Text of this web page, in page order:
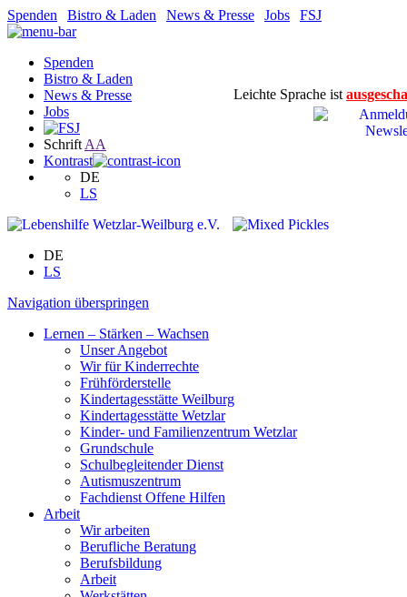
Spenden Bistro & Laden News & Presse Jobs FSJ
Spenden
Bistro & Laden
News & Presse
Jobs
Schrift AA
Kontrast
DE
LS
Leichte Sprache ist
DE
LS
Navigation überspringen
Lernen – Stärken – Wachsen
Unser Angebot
Wir für Kinderrechte
Frühförderstelle
Kindertagesstätte Weilburg
Kindertagesstätte Wetzlar
Kinder- und Familienzentrum Wetzlar
Grundschule
Schulbegleitender Dienst
Autismuszentrum
Fachdienst Offene Hilfen
Arbeit
Wir arbeiten
Berufliche Beratung
Berufsbildung
Arbeit